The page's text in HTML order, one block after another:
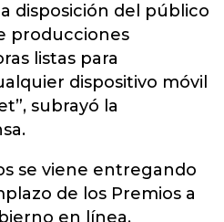
disposición del público
producciones
listas para
dispositivo móvil
subrayó la
se viene entregando
de los Premios a
en línea.